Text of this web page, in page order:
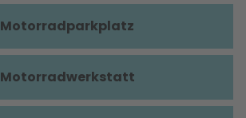
Motorradparkplatz
Motorradwerkstatt